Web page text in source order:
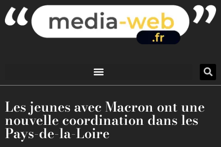
Les jeunes avec Macron ont une
nouvelle coordination dans les
Pays-de-la-Loire